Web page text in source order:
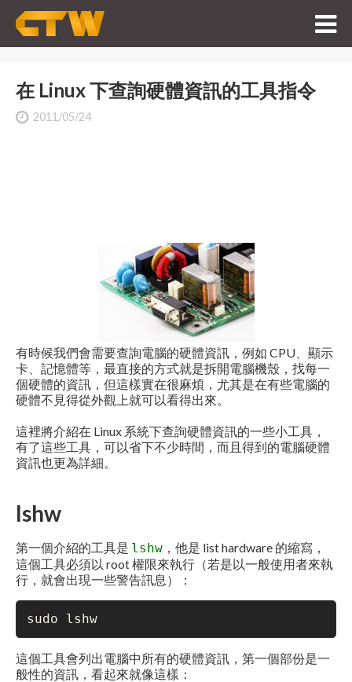
在 Linux 下查詢硬體資訊的工具指令
2011/05/24
有時候我們會需要查詢電腦的硬體資訊，例如 CPU、顯示
卡、記憶體等，最直接的方式就是拆開電腦機殼，找每一
個硬體的資訊，但這樣實在很麻煩，尤其是在有些電腦的
硬體不見得從外觀上就可以看得出來。
這裡將介紹在 Linux 系統下查詢硬體資訊的一些小工具，
有了這些工具，可以省下不少時間，而且得到的電腦硬體
資訊也更為詳細。
lshw
第一個介紹的工具是 lshw ，他是 list hardware 的縮寫，
這個工具必須以 root 權限來執行（若是以一般使用者來執
行，就會出現一些警告訊息）：
sudo lshw
這個工具會列出電腦中所有的硬體資訊，第一個部份是一
般性的資訊，看起來就像這樣：